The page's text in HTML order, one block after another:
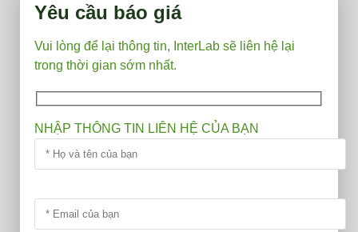
Yêu cầu báo giá
Vui lòng để lại thông tin, InterLab sẽ liên hệ lại
trong thời gian sớm nhất.
NHẬP THÔNG TIN LIÊN HỆ CỦA BẠN